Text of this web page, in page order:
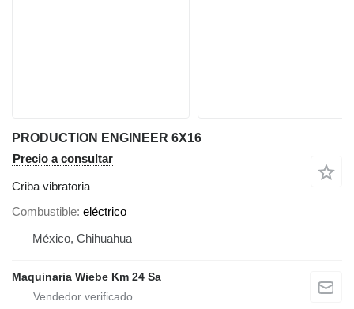
PRODUCTION ENGINEER 6X16
Precio a consultar
Criba vibratoria
Combustible eléctrico
México, Chihuahua
Maquinaria Wiebe Km 24 Sa